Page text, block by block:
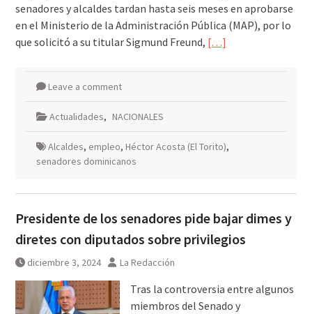
senadores y alcaldes tardan hasta seis meses en aprobarse
en el Ministerio de la Administración Pública (MAP), por lo
que solicitó a su titular Sigmund Freund, […]
Leave a comment
Actualidades, NACIONALES
Alcaldes, empleo, Héctor Acosta (El Torito),
senadores dominicanos
Presidente de los senadores pide bajar dimes y
diretes con diputados sobre privilegios
diciembre 3, 2024 La Redacción
Tras la controversia entre algunos
miembros del Senado y